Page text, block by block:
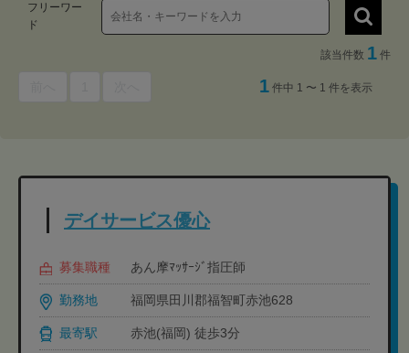
フリーワー
ド
該当件数 1 件
1 件中 1 〜 1 件を表示
デイサービス優心
募集職種 あん摩ﾏｯｻｰｼﾞ指圧師
勤務地 福岡県田川郡福智町赤池628
最寄駅 赤池(福岡) 徒歩3分